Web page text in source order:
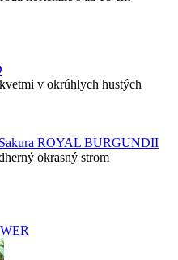
v okrúhlych hustých
okrasný strom